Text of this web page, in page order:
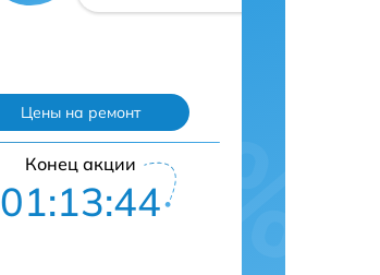
Цены на ремонт
Конец акции
01:13:43